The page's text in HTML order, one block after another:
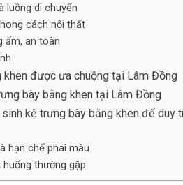
luồng di chuyển
cách nội thất
ẩm, an toàn
khen được ưa chuộng tại Lâm Đồng
bày bằng khen tại Lâm Đồng
kệ trưng bày bằng khen để duy
hạn chế phai màu
thường gặp